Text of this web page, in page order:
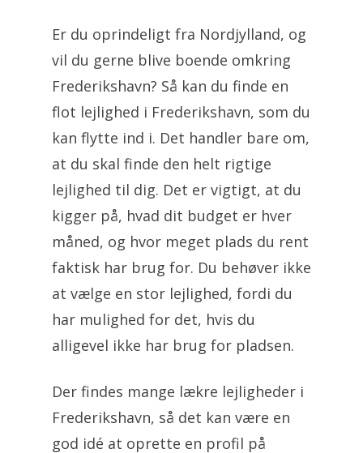
Er du oprindeligt fra Nordjylland, og
vil du gerne blive boende omkring
Frederikshavn? Så kan du finde en
flot lejlighed i Frederikshavn, som du
kan flytte ind i. Det handler bare om,
at du skal finde den helt rigtige
lejlighed til dig. Det er vigtigt, at du
kigger på, hvad dit budget er hver
måned, og hvor meget plads du rent
faktisk har brug for. Du behøver ikke
at vælge en stor lejlighed, fordi du
har mulighed for det, hvis du
alligevel ikke har brug for pladsen.
Der findes mange lækre lejligheder i
Frederikshavn, så det kan være en
god idé at oprette en profil på